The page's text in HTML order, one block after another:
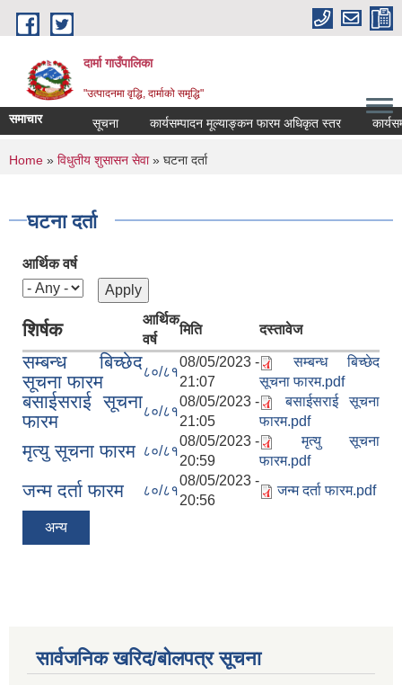
Skip to main content
दार्मा गाउँपालिका
"उत्पादनमा वृद्धि, दार्माको समृद्धि"
समाचार कार्यसम्पादन मूल्याङ्कन फारम अधिकृत स्तर
You are here
Home » विधुतीय शुसासन सेवा» घटना दर्ता
घटना दर्ता
आर्थिक वर्ष
शिर्षक
आर्थिक
वर्ष
मिति दस्तावेज
सम्बन्ध बिच्छेद
सूचना फारम
८०/८१
08/05/2023 -
21:07
सम्बन्ध बिच्छेद
सूचना फारम.pdf
बसाईसराई सूचना
फारम
८०/८१
08/05/2023 -
21:05
बसाईसराई सूचना
फारम.pdf
मृत्यु सूचना फारम ८०/८१
08/05/2023 -
20:59
मृत्यु सूचना
फारम.pdf
जन्म दर्ता फारम ८०/८१
08/05/2023 -
20:56
जन्म दर्ता फारम.pdf
अन्य
सार्वजनिक खरिद/बोलपत्र सूचना